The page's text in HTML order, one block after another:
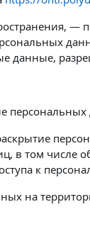
—
данные,
том числе
к